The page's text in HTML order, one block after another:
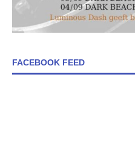
FACEBOOK FEED